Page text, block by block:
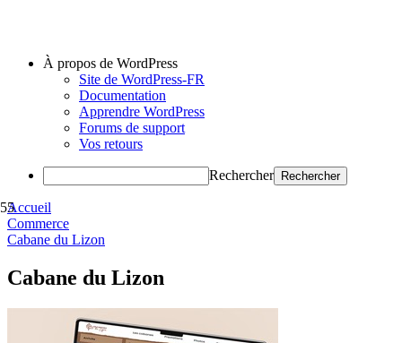
À propos de WordPress
Site de WordPress-FR
Documentation
Apprendre WordPress
Forums de support
Vos retours
Rechercher
Accueil
Commerce
Cabane du Lizon
Cabane du Lizon